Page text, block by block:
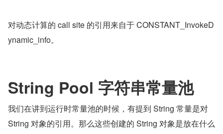
对动态计算的 call site 的引用来自于 CONSTANT_InvokeD
ynamic_info。
String Pool 字符串常量池
我们在讲到运行时常量池的时候，有提到 String 常量是对
String 对象的引用。那么这些创建的 String 对象是放在什么